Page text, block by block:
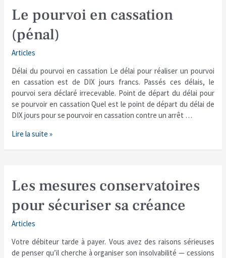
Le pourvoi en cassation
(pénal)
Articles
Délai du pourvoi en cassation Le délai pour réaliser un pourvoi
en cassation est de DIX jours francs. Passés ces délais, le
pourvoi sera déclaré irrecevable. Point de départ du délai pour
se pourvoir en cassation Quel est le point de départ du délai de
DIX jours pour se pourvoir en cassation contre un arrêt …
Le
pourvoi
en
cassation
(pénal)
Lire la suite »
Les mesures conservatoires
pour sécuriser sa créance
Articles
Votre débiteur tarde à payer. Vous avez des raisons sérieuses
de penser qu’il cherche à organiser son insolvabilité — cessions
Les
mesures
conservatoires
pour
sécuriser
créance